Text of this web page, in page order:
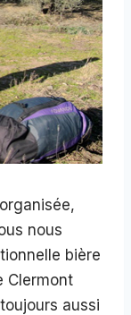
nous
bière
Clermont
aussi